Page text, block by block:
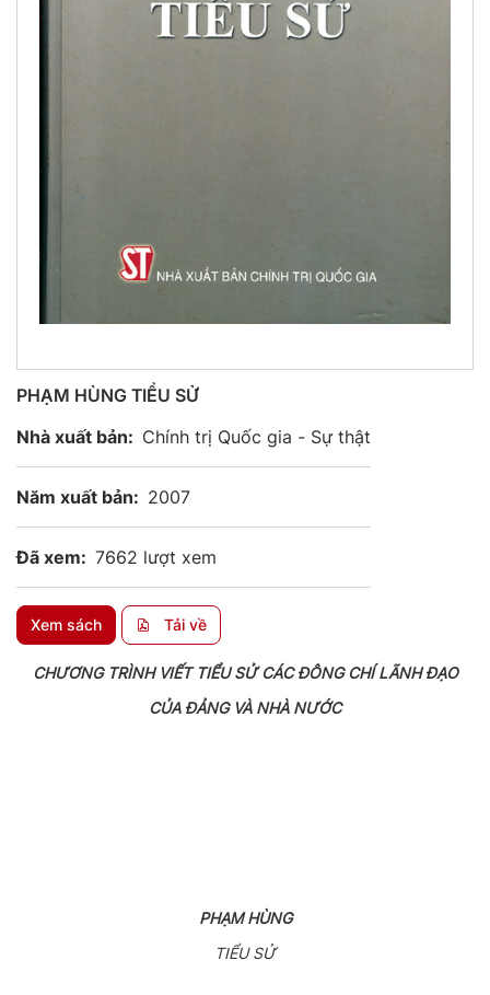
PHẠM HÙNG TIỂU SỬ
Nhà xuất bản: Chính trị Quốc gia - Sự thật
Năm xuất bản: 2007
Đã xem: 7662 lượt xem
Xem sách Tải về
CHƯƠNG TRÌNH VIẾT TIỂU SỬ CÁC ĐÔNG CHÍ LÃNH ĐẠO
CỦA ĐẢNG VÀ NHÀ NƯỚC
PHẠM HÙNG
TIỂU SỬ